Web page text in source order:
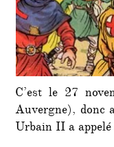
C’est le 27
Auvergne), donc
Urbain II a